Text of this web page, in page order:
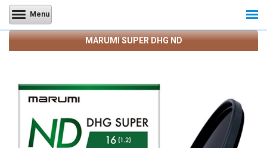
Menu
MARUMI SUPER DHG ND